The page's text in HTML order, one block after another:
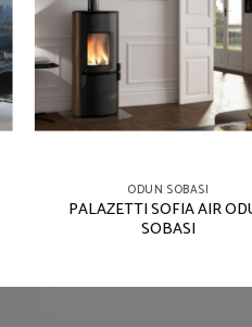
ODUN SOBASI
PALAZETTI SOFIA AIR
SOBASI